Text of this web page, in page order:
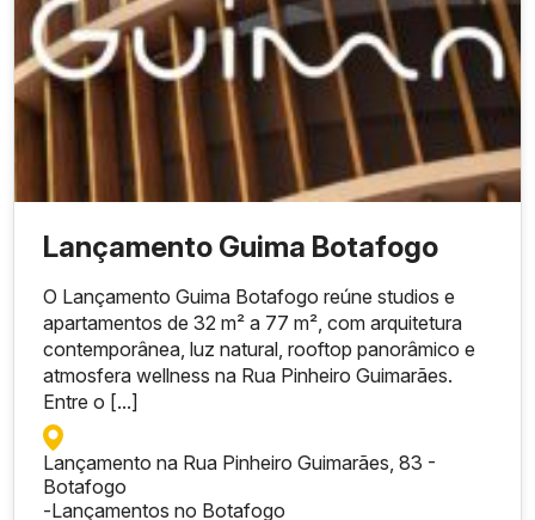
Construtora /
Incorporadora
Bambina Azeredo
Administração e
Participações LTDA
Preço inicial A partir de R$ 650.000
Lançamento Guima Botafogo
O Lançamento Guima Botafogo reúne studios e
apartamentos de 32 m² a 77 m², com arquitetura
contemporânea, luz natural, rooftop panorâmico e
atmosfera wellness na Rua Pinheiro Guimarães.
Entre o [...]
Lançamento na Rua Pinheiro Guimarães, 83 -
Botafogo
-Lançamentos no Botafogo